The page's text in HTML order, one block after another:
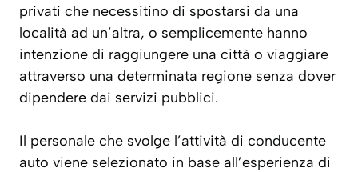
privati che necessitino di spostarsi da una
località ad un’altra, o semplicemente hanno
intenzione di raggiungere una città o viaggiare
attraverso una determinata regione senza dover
dipendere dai servizi pubblici.
Il personale che svolge l’attività di conducente
auto viene selezionato in base all’esperienza di